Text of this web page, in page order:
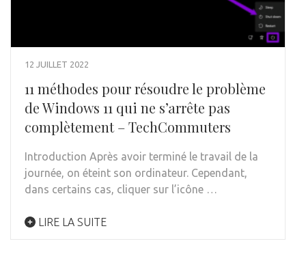
12 JUILLET 2022
11 méthodes pour résoudre le problème
de Windows 11 qui ne s’arrête pas
complètement – TechCommuters
Introduction Après avoir terminé le travail de la
journée, on éteint son ordinateur. Cependant,
dans certains cas, cliquer sur l’icône …
LIRE LA SUITE